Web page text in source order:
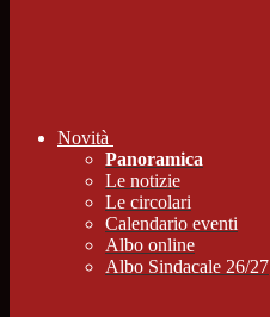
Novità
Panoramica
Le notizie
Le circolari
Calendario eventi
Albo online
Albo Sindacale 26/27